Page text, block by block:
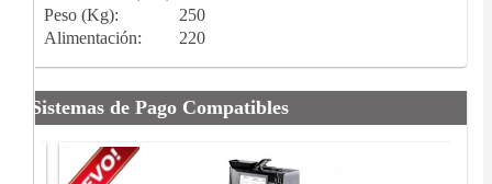
Peso (Kg):
250
Alimentación:
220
Sistemas de Pago Compatibles